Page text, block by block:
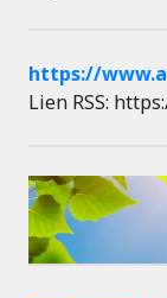
https://
Lien RSS: